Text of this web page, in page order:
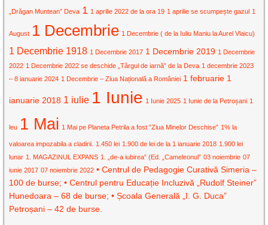
„Drăgan Muntean” Deva 1 1 aprilie 2022 de la ora 19 1 aprilie se scumpește gazul 1
August 1 Decembrie 1 Decembrie ( de la Iuliu Maniu la Aurel Vlaicu)
1 Decembrie 1918 1 Decembrie 2017 1 Decembrie 2019 1 Decembrie
2022 1 Decembrie 2022 se deschide „Târgul de iarnă” de la Deva 1 decembrie 2023
– 8 ianuarie 2024 1 Decembrie – Ziua Națională a României 1 februarie 1
ianuarie 2018 1 iulie 1 Iunie 1 Iunie 2025 1 Iunie de la Petroșani 1
leu 1 Mai 1 Mai pe Planeta Petrila a fost ”Ziua Minelor Deschise” 1% la
valoarea impozabila a cladirii. 1.450 lei 1.900 de lei de la 1 ianuarie 2018 1.900 lei
lunar 1. MAGAZINUL EXPANS 1. „de-a iubirea” (Ed. „Cameleonul” 03 noiembrie 07
iunie 2017 07 noiembrie 2022 • Centrul de Pedagogie Curativă Simeria –
100 de burse; • Centrul pentru Educație Incluzivă „Rudolf Steiner”
Hunedoara – 68 de burse; • Școala Generală „I. G. Duca”
Petroșani – 42 de burse.